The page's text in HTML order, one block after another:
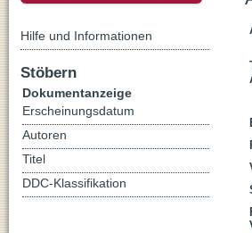
Hilfe und Informationen
Stöbern
Dokumentanzeige
Erscheinungsdatum
Autoren
Titel
DDC-Klassifikation